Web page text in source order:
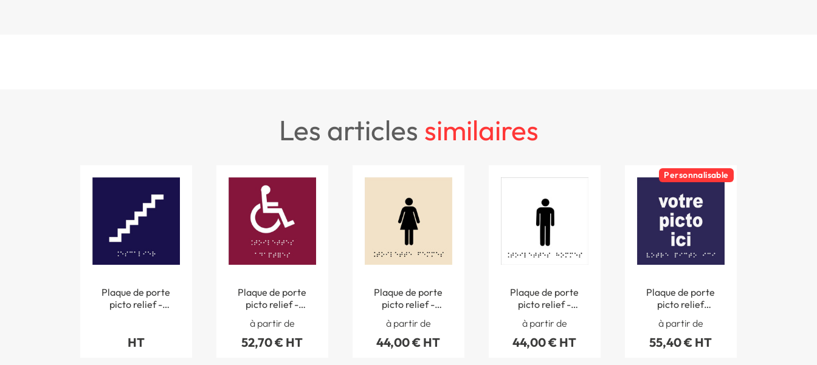
les articles similaires
Plaque de porte
picto relief -
HT
Plaque de porte
picto relief -
Toilettes adaptées -
120 x 120 mm
à partir de
52,70 € HT
Plaque de porte
picto relief -
Toilettes femmes -
120 x 120 mm
à partir de
44,00 € HT
Plaque de porte
picto relief -
Toilettes hommes -
120 x 120 mm
à partir de
44,00 € HT
Personnalisable
Plaque de porte
picto relief
personnalisé - 120 x
120 mm
à partir de
55,40 € HT